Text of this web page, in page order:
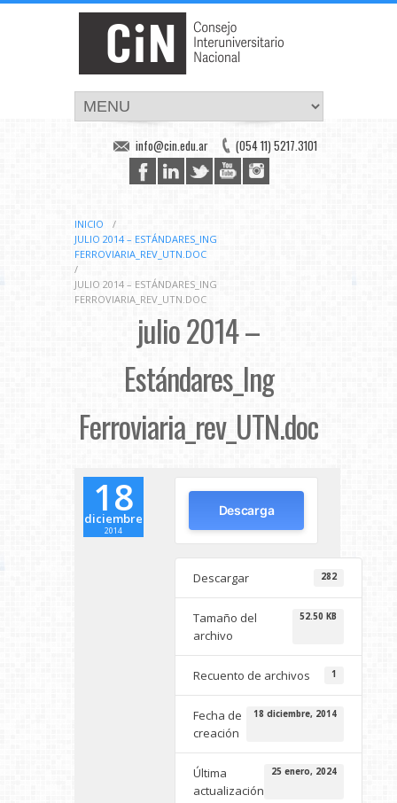
(054 11) 5217.3101
info@cin.edu.ar
INICIO
/
JULIO 2014 – ESTÁNDARES_ING
FERROVIARIA_REV_UTN.DOC
/
JULIO 2014 – ESTÁNDARES_ING
FERROVIARIA_REV_UTN.DOC
julio 2014 –
Estándares_Ing
Ferroviaria_rev_UTN.doc
18
diciembre
2014
Descarga
Descargar 282
Tamaño del
archivo
52.50 KB
Recuento de archivos 1
Fecha de
creación
18 diciembre, 2014
Última
actualización
25 enero, 2024